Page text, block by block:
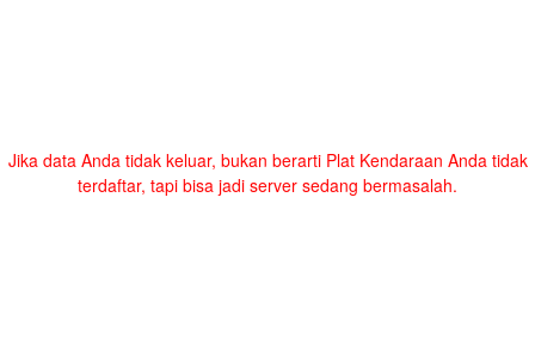
Jika data Anda tidak keluar, bukan berarti Plat Kendaraan Anda tidak
terdaftar, tapi bisa jadi server sedang bermasalah.